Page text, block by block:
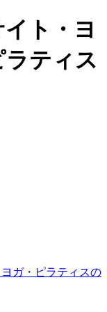
ト・ヨ
ティス
ガ・ピラティスの